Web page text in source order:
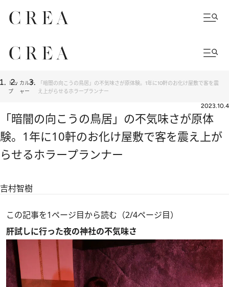
トッ
プ
カルチ
ャー
「暗闇の向こうの鳥居」の不気味さが原体験。1年に10軒のお化け屋敷で客を震
え上がらせるホラープランナー
2023.10.4
「暗闇の向こうの鳥居」の不気味さが原体
験。1年に10軒のお化け屋敷で客を震え上が
らせるホラープランナー
吉村智樹
この記事を1ページ目から読む（2/4ページ目）
肝試しに行った夜の神社の不気味さ